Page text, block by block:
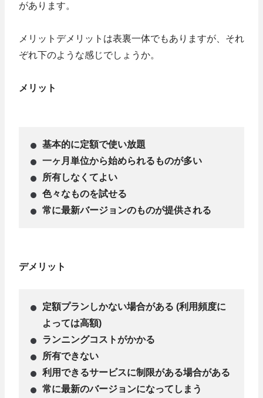
があります。
メリットデメリットは表裏一体でもありますが、それ
ぞれ下のような感じでしょうか。
メリット
基本的に定額で使い放題
一ヶ月単位から始められるものが多い
所有しなくてよい
色々なものを試せる
常に最新バージョンのものが提供される
デメリット
定額プランしかない場合がある (利用頻度に
よっては高額)
ランニングコストがかかる
所有できない
利用できるサービスに制限がある場合がある
常に最新のバージョンになってしまう